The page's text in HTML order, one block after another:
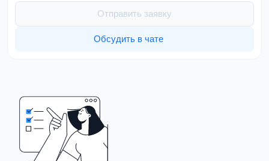
Отправить заявку
Обсудить в чате